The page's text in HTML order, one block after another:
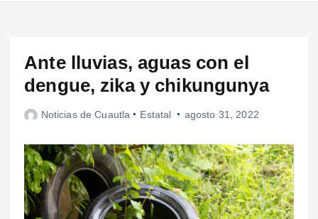
Ante lluvias, aguas con el
dengue, zika y chikungunya
Noticias de Cuautla Estatal agosto 31, 2022